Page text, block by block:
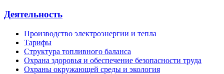
Деятельность
Производство электроэнергии и тепла
Тарифы
Структура топливного баланса
Охрана здоровья и обеспечение безопасности труда
Охраны окружающей среды и экология